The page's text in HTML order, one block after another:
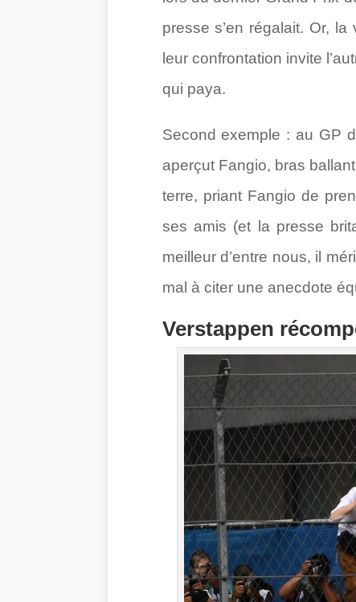
presse s’en régalait. Or,
leur confrontation invite
qui paya.
Second exemple : au GP
aperçut Fangio, bras
terre, priant Fangio de
ses amis (et la presse
meilleur d’entre nous, il
mal à citer une anecdote
Verstappen